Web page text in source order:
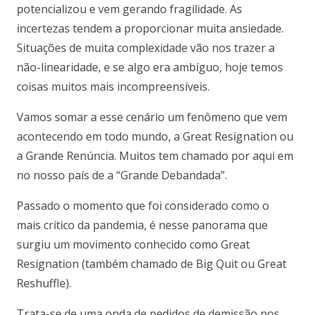
potencializou e vem gerando fragilidade. As
incertezas tendem a proporcionar muita ansiedade.
Situações de muita complexidade vão nos trazer a
não-linearidade, e se algo era ambíguo, hoje temos
coisas muitos mais incompreensíveis.
Vamos somar a esse cenário um fenômeno que vem
acontecendo em todo mundo, a Great Resignation ou
a Grande Renúncia. Muitos tem chamado por aqui em
no nosso país de a “Grande Debandada”.
Passado o momento que foi considerado como o
mais crítico da pandemia, é nesse panorama que
surgiu um movimento conhecido como Great
Resignation (também chamado de Big Quit ou Great
Reshuffle).